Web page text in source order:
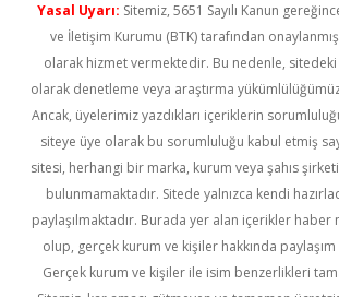
Yasal Uyarı: Sitemiz, 5651 Sayılı Kanun
ve İletişim Kurumu (BTK) tarafından onaylanmış
olarak hizmet vermektedir. Bu nedenle,
olarak denetleme veya araştırma
Ancak, üyelerimiz yazdıkları içeriklerin
siteye üye olarak bu sorumluluğu kabul etmiş
sitesi, herhangi bir marka, kurum veya şahıs
bulunmamaktadır. Sitede yalnızca kendi
paylaşılmaktadır. Burada yer alan içerikler haber
olup, gerçek kurum ve kişiler hakkında paylaşım
Gerçek kurum ve kişiler ile isim benzerlikleri